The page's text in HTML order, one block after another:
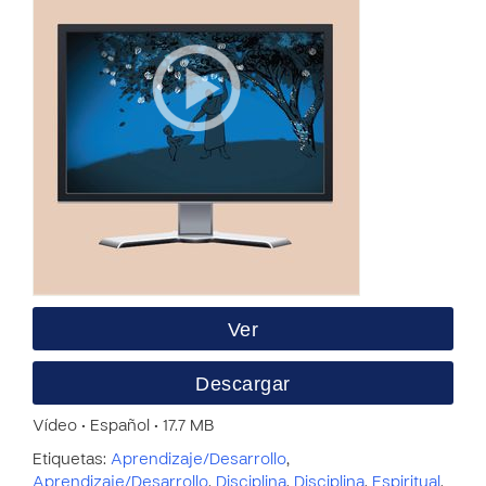
Ver
Descargar
Vídeo • Español • 17.7 MB
Etiquetas: Aprendizaje/Desarrollo,
Aprendizaje/Desarrollo, Disciplina, Disciplina, Espiritual ,